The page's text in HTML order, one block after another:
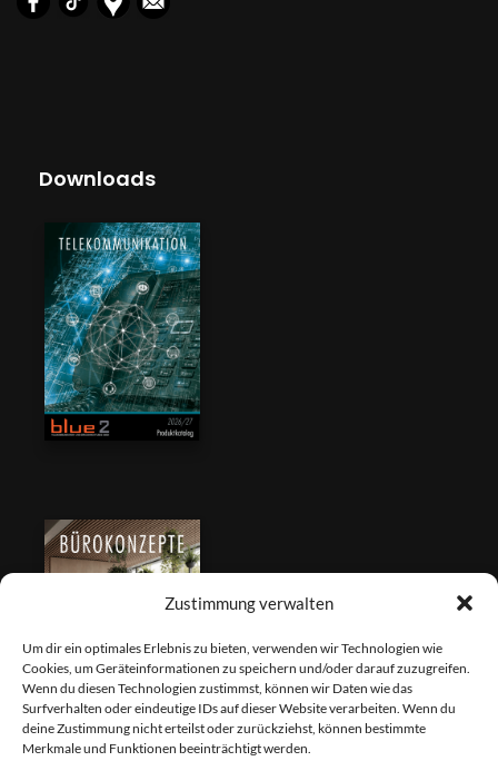
Zustimmung verwalten
Um dir ein optimales Erlebnis zu bieten, verwenden wir Technologien wie
Cookies, um Geräteinformationen zu speichern und/oder darauf zuzugreifen.
Wenn du diesen Technologien zustimmst, können wir Daten wie das
Surfverhalten oder eindeutige IDs auf dieser Website verarbeiten. Wenn du
deine Zustimmung nicht erteilst oder zurückziehst, können bestimmte
Merkmale und Funktionen beeinträchtigt werden.
Downloads